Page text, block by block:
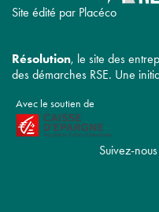
Site édité par Placéco
Résolution, le site des
des démarches RSE. Une
Avec le soutien de
Suivez-